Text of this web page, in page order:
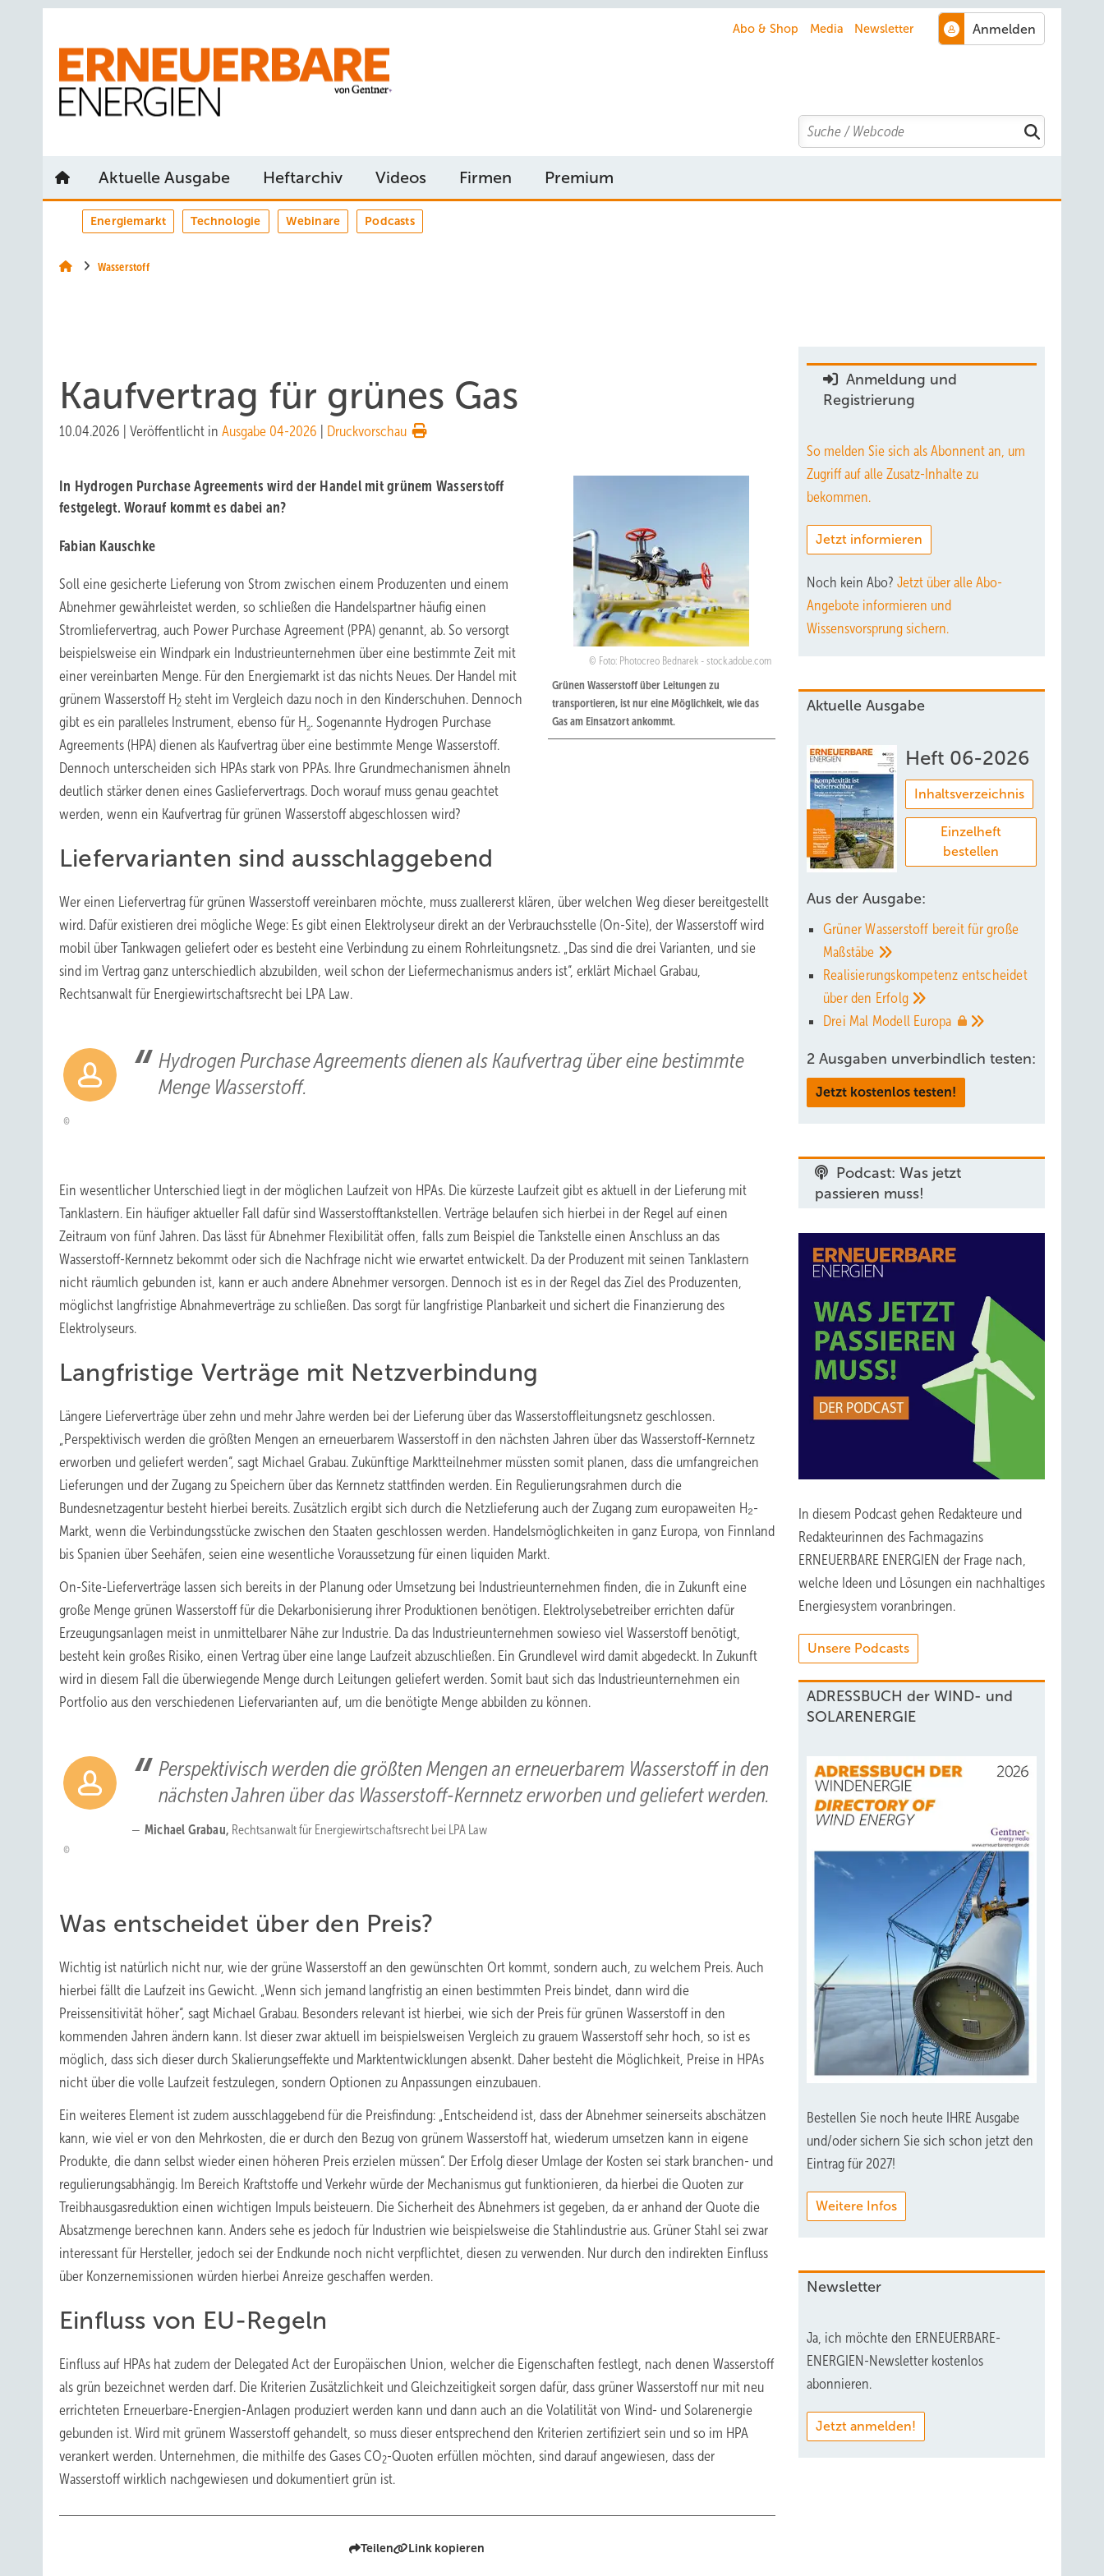
Abo & Shop Media Newsletter
Search
Aktuelle Ausgabe Heftarchiv Videos Firmen Premium
Energiemarkt Technologie Webinare Podcasts
Wasserstoff
Kaufvertrag für grünes Gas
10.04.2026 Veröffentlicht in Ausgabe 04-2026 Druckvorschau
Foto: Photocreo Bednarek - stock.adobe.com
Grünen Wasserstoff über Leitungen zu
transportieren, ist nur eine Möglichkeit, wie das
Gas am Einsatzort ankommt.
In Hydrogen Purchase Agreements wird der Handel mit grünem ­Wasserstoff
festgelegt. Worauf kommt es dabei an?
Fabian Kauschke
Soll eine gesicherte Lieferung von Strom zwischen einem Produzenten und einem
Abnehmer gewährleistet werden, so schließen die Handelspartner häufig einen
Stromliefervertrag, auch Power Purchase Agreement (PPA) genannt, ab. So versorgt
beispielsweise ein Windpark ein Industrieunternehmen über eine bestimmte Zeit mit
einer vereinbarten Menge. Für den Energiemarkt ist das nichts Neues. Der Handel mit
grünem Wasserstoff H2 steht im Vergleich dazu noch in den Kinderschuhen. Dennoch
gibt es ein paralleles Instrument, ebenso für H ₂. Sogenannte Hydrogen Purchase
Agreements (HPA) dienen als Kaufvertrag über eine bestimmte Menge Wasserstoff.
Dennoch unterscheiden sich HPAs stark von PPAs. Ihre Grundmechanismen ähneln
deutlich stärker denen eines Gasliefervertrags. Doch worauf muss genau geachtet
werden, wenn ein Kaufvertrag für grünen Wasserstoff abgeschlossen wird?
Liefervarianten sind ausschlaggebend
Wer einen Liefervertrag für grünen Wasserstoff vereinbaren möchte, muss zuallererst klären, über welchen Weg dieser bereitgestellt
wird. Dafür existieren drei mögliche Wege: Es gibt einen Elektrolyseur direkt an der Verbrauchsstelle (On-Site), der Wasserstoff wird
mobil über Tankwagen geliefert oder es besteht eine Verbindung zu einem Rohrleitungsnetz. „Das sind die drei Varianten, und sie
sind im Vertrag ganz unterschiedlich abzubilden, weil schon der Liefermechanismus anders ist“, erklärt Michael Grabau,
Rechtsanwalt für Energiewirtschaftsrecht bei LPA Law.
Hydrogen Purchase Agreements dienen als Kaufvertrag über eine bestimmte
Menge Wasserstoff.
Ein wesentlicher Unterschied liegt in der möglichen Laufzeit von HPAs. Die kürzeste Laufzeit gibt es aktuell in der Lieferung mit
Tanklastern. Ein häufiger aktueller Fall dafür sind Wasserstofftankstellen. Verträge belaufen sich hierbei in der Regel auf einen
Zeitraum von fünf Jahren. Das lässt für Abnehmer Flexibilität offen, falls zum Beispiel die Tankstelle einen Anschluss an das
Wasserstoff-Kernnetz bekommt oder sich die Nachfrage nicht wie erwartet entwickelt. Da der Produzent mit seinen Tanklastern
nicht räumlich gebunden ist, kann er auch andere Abnehmer versorgen. Dennoch ist es in der Regel das Ziel des Produzenten,
möglichst langfristige Abnahmeverträge zu schließen. Das sorgt für langfristige Planbarkeit und sichert die Finanzierung des
Elektrolyseurs.
Langfristige Verträge mit Netzverbindung
Längere Lieferverträge über zehn und mehr Jahre werden bei der Lieferung über das Wasserstoffleitungsnetz geschlossen.
„Perspektivisch werden die größten Mengen an erneuerbarem Wasserstoff in den nächsten Jahren über das Wasserstoff-Kernnetz
erworben und geliefert werden“, sagt Michael Grabau. Zukünftige Marktteilnehmer müssten somit planen, dass die umfangreichen
Lieferungen und der Zugang zu Speichern über das Kernnetz stattfinden werden. Ein Regulierungsrahmen durch die
Bundesnetzagentur besteht hierbei bereits. Zusätzlich ergibt sich durch die Netzlieferung auch der Zugang zum europaweiten H₂-
Markt, wenn die Verbindungsstücke zwischen den Staaten geschlossen werden. Handelsmöglichkeiten in ganz Europa, von Finnland
bis Spanien über Seehäfen, seien eine wesentliche Voraussetzung für einen liquiden Markt.
On-Site-Lieferverträge lassen sich bereits in der Planung oder Umsetzung bei Industrieunternehmen finden, die in Zukunft eine
große Menge grünen Wasserstoff für die Dekarbonisierung ihrer Produktionen benötigen. Elektrolysebetreiber errichten dafür
Erzeugungsanlagen meist in unmittelbarer Nähe zur Industrie. Da das Industrieunternehmen sowieso viel Wasserstoff benötigt,
besteht kein großes Risiko, einen Vertrag über eine lange Laufzeit abzuschließen. Ein Grundlevel wird damit abgedeckt. In Zukunft
wird in diesem Fall die überwiegende Menge durch Leitungen geliefert werden. Somit baut sich das Industrieunternehmen ein
Portfolio aus den verschiedenen Liefervarianten auf, um die benötigte Menge abbilden zu können.
Perspektivisch werden die größten Mengen an erneuerbarem Wasserstoff in den
nächsten Jahren über das Wasserstoff-Kernnetz erworben und geliefert werden.
Michael Grabau, Rechtsanwalt für Energiewirtschaftsrecht bei LPA Law
Was entscheidet über den Preis?
Wichtig ist natürlich nicht nur, wie der grüne Wasserstoff an den gewünschten Ort kommt, sondern auch, zu welchem Preis. Auch
hierbei fällt die Laufzeit ins Gewicht. „Wenn sich jemand langfristig an einen bestimmten Preis bindet, dann wird die
Preissensitivität höher“, sagt Michael Grabau. Besonders relevant ist hierbei, wie sich der Preis für grünen Wasserstoff in den
kommenden Jahren ändern kann. Ist dieser zwar aktuell im beispielsweisen Vergleich zu grauem Wasserstoff sehr hoch, so ist es
möglich, dass sich dieser durch Skalierungseffekte und Marktentwicklungen absenkt. Daher besteht die Möglichkeit, Preise in HPAs
nicht über die volle Laufzeit festzulegen, sondern Optionen zu Anpassungen einzubauen.
Ein weiteres Element ist zudem ausschlaggebend für die Preisfindung: „Entscheidend ist, dass der Abnehmer seinerseits abschätzen
kann, wie viel er von den Mehrkosten, die er durch den Bezug von grünem Wasserstoff hat, wiederum umsetzen kann in eigene
Produkte, die dann selbst wieder einen höheren Preis erzielen müssen“. Der Erfolg dieser Umlage der Kosten sei stark branchen- und
regulierungsabhängig. Im Bereich Kraftstoffe und Verkehr würde der Mechanismus gut funktionieren, da hierbei die Quoten zur
Treibhausgasreduktion einen wichtigen Impuls beisteuern. Die Sicherheit des Abnehmers ist gegeben, da er anhand der Quote die
Absatzmenge berechnen kann. Anders sehe es jedoch für Industrien wie beispielsweise die Stahlindustrie aus. Grüner Stahl sei zwar
interessant für Hersteller, jedoch sei der Endkunde noch nicht verpflichtet, diesen zu verwenden. Nur durch den indirekten Einfluss
über Konzernemissionen würden hierbei Anreize geschaffen werden.
Einfluss von EU-Regeln
Einfluss auf HPAs hat zudem der Delegated Act der Europäischen Union, welcher die Eigenschaften festlegt, nach denen Wasserstoff
als grün bezeichnet werden darf. Die Kriterien Zusätzlichkeit und Gleichzeitigkeit sorgen dafür, dass grüner Wasserstoff nur mit neu
errichteten Erneuerbare-Energien-Anlagen produziert werden kann und dann auch an die Volatilität von Wind- und Solarenergie
gebunden ist. Wird mit grünem Wasserstoff gehandelt, so muss dieser entsprechend den Kriterien zertifiziert sein und so im HPA
verankert werden. Unternehmen, die mithilfe des Gases CO2-Quoten erfüllen möchten, sind darauf angewiesen, dass der
Wasserstoff wirklich nachgewiesen und dokumentiert grün ist.
Teilen Link kopieren
Anmeldung und
Registrierung
So melden Sie sich als Abonnent an, um
Zugriff auf alle Zusatz-Inhalte zu
bekommen.
Jetzt informieren
Noch kein Abo? Jetzt über alle Abo-
Angebote informieren und
Wissensvorsprung sichern.
Aktuelle Ausgabe
Heft 06-2026
Inhaltsverzeichnis
Einzelheft
bestellen
Aus der Ausgabe:
Grüner Wasserstoff bereit für große
Maßstäbe
Realisierungskompetenz entscheidet
über den Erfolg
Drei Mal Modell Europa
2 Ausgaben unverbindlich testen:
Jetzt kostenlos testen!
Podcast: Was jetzt
passieren muss!
In diesem Podcast gehen Redakteure und
Redakteurinnen des Fachmagazins
ERNEUERBARE ENERGIEN der Frage nach,
welche Ideen und Lösungen ein nachhaltiges
Energiesystem voranbringen.
Unsere Podcasts
ADRESSBUCH der WIND- und
SOLARENERGIE
Bestellen Sie noch heute IHRE Ausgabe
und/oder sichern Sie sich schon jetzt den
Eintrag für 2027!
Weitere Infos
Newsletter
Ja, ich möchte den ERNEUERBARE-
ENERGIEN-Newsletter kostenlos
abonnieren.
Jetzt anmelden!